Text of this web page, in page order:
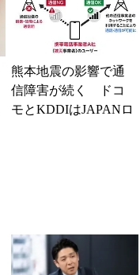
熊本地震の影響で通
信障害が続く ドコ
モとKDDIはJAPANロ